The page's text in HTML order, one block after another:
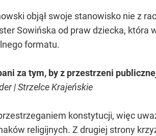
objął swoje stanowisko nie z
Sowińska od praw dziecka,
formatu.
za tym, by z przestrzeni
| Strzelce Krajeńskie
konstytucji, więc
religijnych. Z drugiej strony